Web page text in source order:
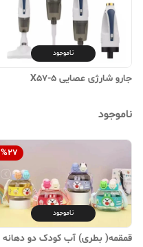
ناموجود
جارو شارژی عصایی X57-5
ناموجود
%27
ناموجود
قمقمه( بطری) آب کودک دو دهانه